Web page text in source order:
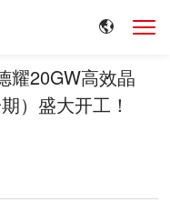
耀20GW高效晶
）盛大开工！